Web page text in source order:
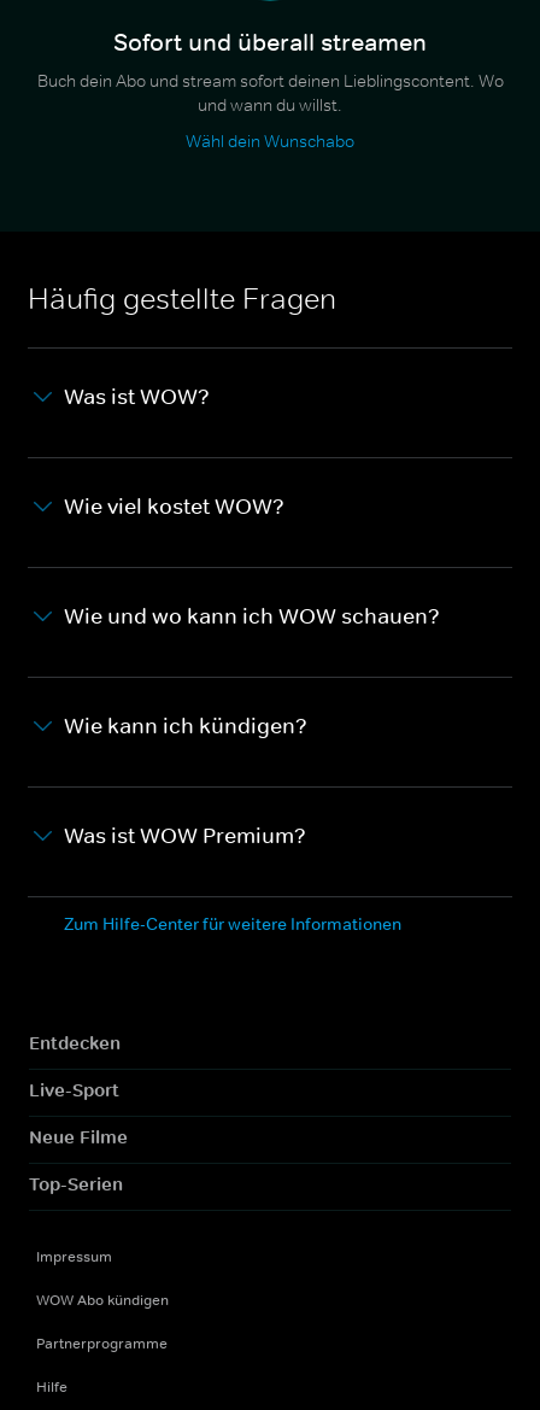
Sofort und überall streamen
Buch dein Abo und stream sofort deinen Lieblingscontent. Wo
und wann du willst.
Wähl dein Wunschabo
Häufig gestellte Fragen
Was ist WOW?
Wie viel kostet WOW?
Wie und wo kann ich WOW schauen?
Wie kann ich kündigen?
Was ist WOW Premium?
Zum Hilfe-Center für weitere Informationen
Entdecken
Live-Sport
Neue Filme
Top-Serien
Impressum
WOW Abo kündigen
Partnerprogramme
Hilfe